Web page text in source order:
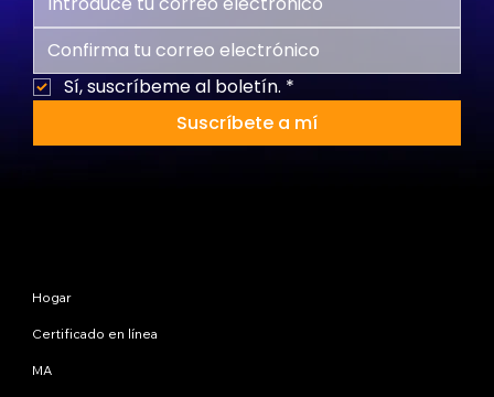
Sí, suscríbeme al boletín. *
Suscríbete a mí
Hogar
Certificado en línea
MA